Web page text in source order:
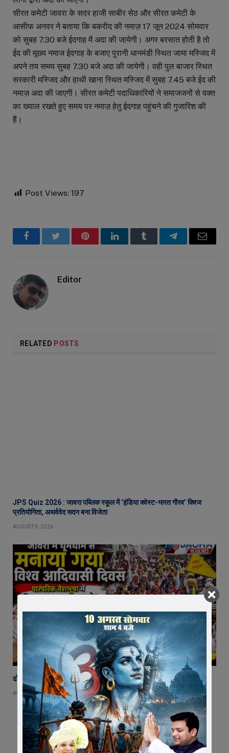
सीरत कमेटी जावरा के सदर हाजी साबीर सेठ और सीरत कमेटी के
आसीफ अनवर ने बताया कि बकरीद की नमाज़ 17 जून 2024 सोमवार
को सुबह 7.30 बजे ईदगाह में अदा की जायेगी। अगर बरसात होती है तो
ईद की मूख्य नमाज ईदगाह के बजाए पुरानी धानमंडी स्थित जामा मस्जिद में
अपने तय समय सुबह 7.30 बजे अदा की जायेगी। वही पुल बाजार स्थित
सरकारी मस्जिद और हाथी खाना स्थित मस्जिद में सुबह 7.45 बजे ईद की
नमाज़ अदा की जाएगी। सीरत कमेटी पदाधिकारियों ने समाजजनों से वक्त
का ख्याल रखते हुए समय पर नमाज़ हेतु ईदगाह पहुंचने की गुजारिश की
हैं।
Post Views: 197
FacebookTwitter PinterestLinkedInTumblr TelegramEmail
Editor
RELATED POSTS
JPS Quiz 2026 : जावरा पब्लिक स्कूल में ‘इंडिया क्वेस्ट-भारत गौरव’ क्विज
प्रतियोगिता, अथर्ववेद सदन बना विजेता
AUGUST 9, 2026
ढोल-मांदल की थाप पर गूंजा जावरा, विश्व आदिवासी दिवस पर उमड़ा जनसैलाब
AUGUST 9, 2026